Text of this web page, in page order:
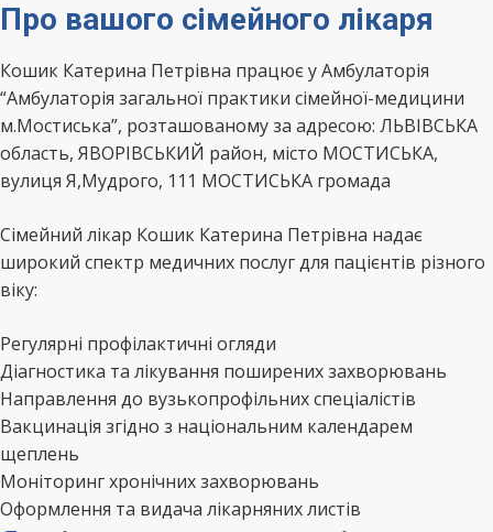
Про вашого сімейного лікаря
Кошик Катерина Петрівна працює у Амбулаторія
“Амбулаторія загальної практики сімейної-медицини
м.Мостиська”, розташованому за адресою: ЛЬВІВСЬКА
область, ЯВОРІВСЬКИЙ район, місто МОСТИСЬКА,
вулиця Я,Мудрого, 111 МОСТИСЬКА громада
Сімейний лікар Кошик Катерина Петрівна надає
широкий спектр медичних послуг для пацієнтів різного
віку:
Регулярні профілактичні огляди
Діагностика та лікування поширених захворювань
Направлення до вузькопрофільних спеціалістів
Вакцинація згідно з національним календарем
щеплень
Моніторинг хронічних захворювань
Оформлення та видача лікарняних листів